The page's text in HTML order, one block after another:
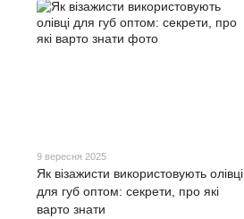
9 вересня 2025
Як візажисти використовують олівці
для губ оптом: секрети, про які
варто знати